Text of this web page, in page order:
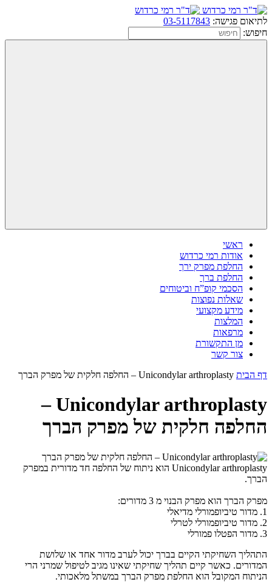
לתיאום פגישה: 03-5117843
חיפוש:
ראשי
אודות רמי כרדוש
החלפת מפרק ירך
החלפת ברך
הסכמי קופ”ח וביטוחים
שאלות נפוצות
מידע מקצועי
המלצות
מרפאות
מן התקשורת
צור קשר
דף הבית Unicondylar arthroplasty – החלפה חלקית של מפרק הברך
Unicondylar arthroplasty –
החלפה חלקית של מפרק הברך
Unicondylar arthroplasty הוא ניתוח של החלפה חד מדורית במפרק
הברך.
מפרק הברך הוא מפרק הבנוי מ 3 מדורים:
1. מדור טיביופמורלי מדיאלי
2. מדור טיביופמורלי לטרלי
3. מדור הפטלו פמורלי
התהליך השחיקתי הקיים בברך יכול לערב מדור אחד או שלושת
המדורים. כאשר קיים תהליך שחיקתי שאינו מגיב לטיפול שמרני הרי
הניתוח המקובל הוא החלפת מפרק הברך במשתל מלאכותי.